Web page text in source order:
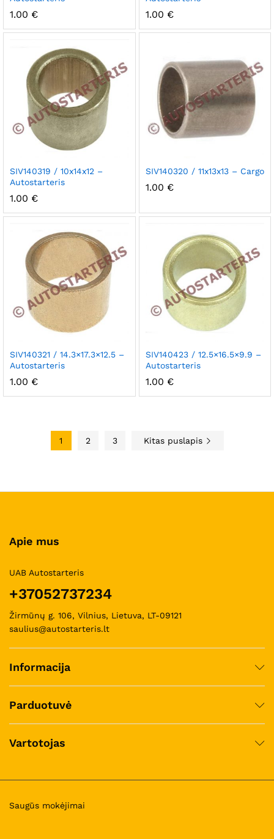
1.00 € 1.00 €
SIV140319 / 10x14x12 –
Autostarteris
1.00 €
SIV140320 / 11x13x13 – Cargo
1.00 €
SIV140321 / 14.3×17.3×12.5 –
Autostarteris
1.00 €
SIV140423 / 12.5×16.5×9.9 –
Autostarteris
1.00 €
1 2 3 Kitas puslapis
Apie mus
UAB Autostarteris
+37052737234
Žirmūnų g. 106, Vilnius, Lietuva, LT-09121
saulius@autostarteris.lt
Informacija
Parduotuvė
Vartotojas
Saugūs mokėjimai